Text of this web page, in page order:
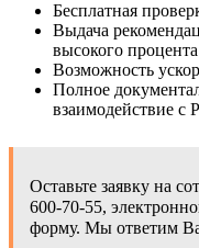
Бесплатная
Выдача
высокого
Возможность
Полное
взаимодействие с
Оставьте заявку на
600-70-55,
форму. Мы ответим